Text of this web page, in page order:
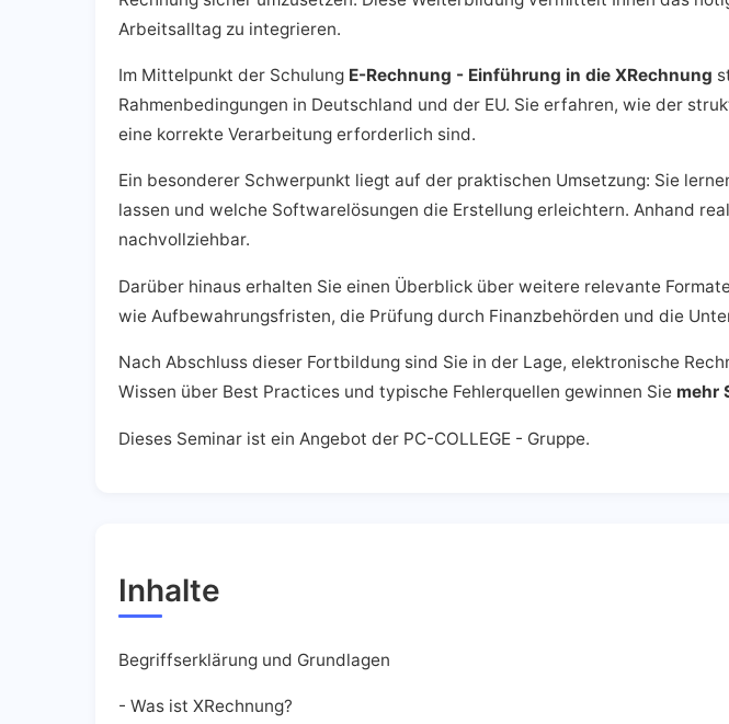
Arbeitsalltag zu integrieren.
Im Mittelpunkt der Schulung E-Rechnung - Einführung in die XRechnung
Rahmenbedingungen in Deutschland und der EU. Sie erfahren, wie der
eine korrekte Verarbeitung erforderlich sind.
Ein besonderer Schwerpunkt liegt auf der praktischen Umsetzung: Sie
lassen und welche Softwarelösungen die Erstellung erleichtern. Anhand
nachvollziehbar.
Darüber hinaus erhalten Sie einen Überblick über weitere relevante
wie Aufbewahrungsfristen, die Prüfung durch Finanzbehörden und die
Nach Abschluss dieser Fortbildung sind Sie in der Lage, elektronische
Wissen über Best Practices und typische Fehlerquellen gewinnen Sie mehr
Dieses Seminar ist ein Angebot der PC-COLLEGE - Gruppe.
Inhalte
Begriffserklärung und Grundlagen
- Was ist XRechnung?